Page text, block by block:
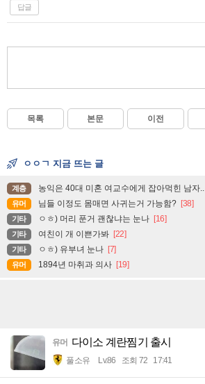
답글
목록 본문 이전
ㅇㅇㄱ 지금 뜨는 글
계층 농익은 40대 미혼 여교수에게 잡아먹힌 남자..
유머 님들 이정도 몸매면 사귀는거 가능함? [38]
기타 ㅇㅎ) 머리 푼거 괜찮냐는 눈나 [16]
기타 여친이 개 이쁜가봐 [22]
기타 ㅇㅎ) 유부녀 눈나 [7]
유머 1894년 마취과 의사 [19]
유머 다이소 계란찜기 출시
풀소유 Lv.86 조회 72 17:41